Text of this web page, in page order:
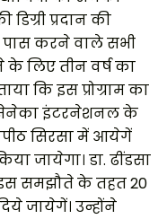
प्रदान की
पास करने वाले सभी
के लिए तीन वर्ष का
कि इस प्रोग्राम का
सेनेका इंटरनेशनल के
सिरसा में आयेगें
जायेगा। डा. ढींडसा
समझौते के तहत 20
जायेगें। उन्होंने